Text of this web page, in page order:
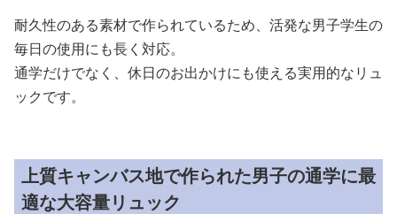
耐久性のある素材で作られているため、活発な男子学生の
毎日の使用にも長く対応。
通学だけでなく、休日のお出かけにも使える実用的なリュ
ックです。
上質キャンバス地で作られた男子の通学に最
適な大容量リュック